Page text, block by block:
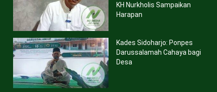
KH Nurkholis Sampaikan
Harapan
Kades Sidoharjo: Ponpes
Darussalamah Cahaya bagi
Desa